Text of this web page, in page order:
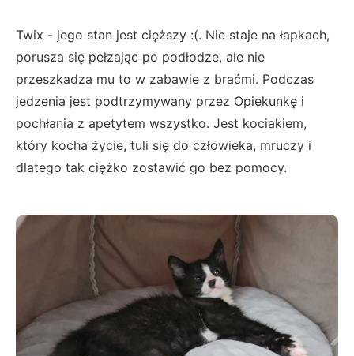
Twix - jego stan jest cięższy :(. Nie staje na łapkach,
porusza się pełzając po podłodze, ale nie
przeszkadza mu to w zabawie z braćmi. Podczas
jedzenia jest podtrzymywany przez Opiekunkę i
pochłania z apetytem wszystko. Jest kociakiem,
który kocha życie, tuli się do człowieka, mruczy i
dlatego tak ciężko zostawić go bez pomocy.